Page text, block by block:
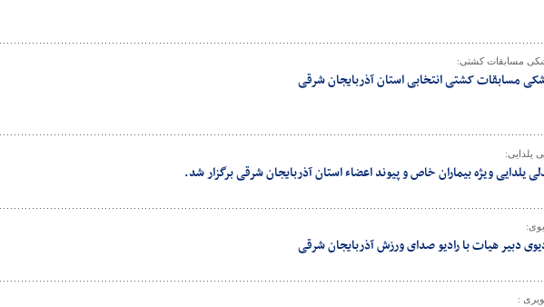
مسابقات کشتی:
مسابقات کشتی انتخابی استان آذربایجان شرقی
یلدایی:
یلدایی ویژه بیماران خاص و پیوند اعضاء استان آذربایجان شرقی برگزار شد.
دبیر هیات با رادیو صدای ورزش آذربایجان شرقی
: